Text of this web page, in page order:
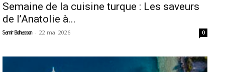
Semaine de la cuisine turque : Les saveurs
de l’Anatolie à...
Samir Belhassen - 22 mai 2026 0